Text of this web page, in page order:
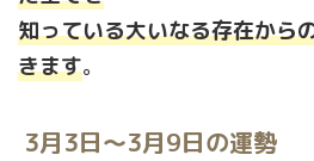
知っている大いなる存在から
きます。
3月3日〜3月9日の運勢